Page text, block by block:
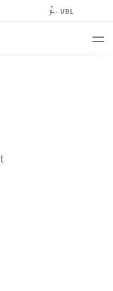
VBL
20.12.2026